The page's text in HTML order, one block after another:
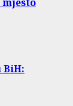
BiH: